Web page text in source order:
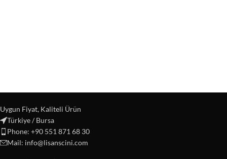
Uygun Fiyat, Kaliteli Ürün
Türkiye / Bursa
Phone: +90 551 871 68 30
Mail: info@lisanscini.com